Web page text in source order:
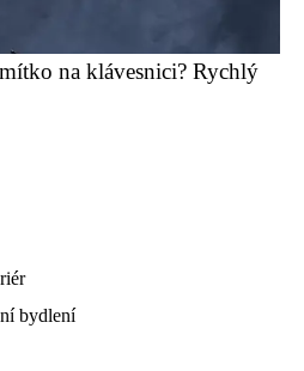
na klávesnici? Rychlý
bydlení